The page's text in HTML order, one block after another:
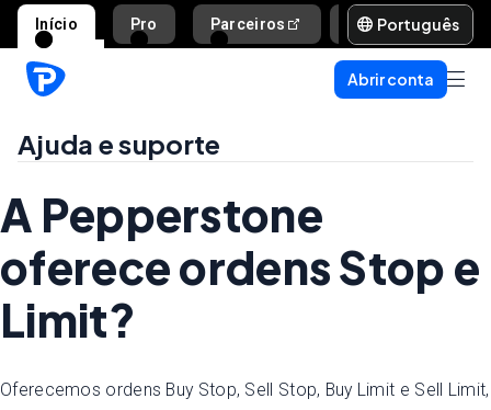
Início Pro Parceiros Ajuda e suporte
Português
Abrir conta
Ajuda e suporte
A Pepperstone
oferece ordens Stop e
Limit?
Oferecemos ordens Buy Stop, Sell Stop, Buy Limit e Sell Limit,